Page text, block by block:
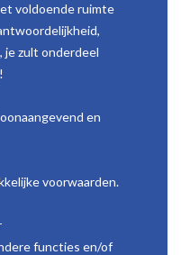
voldoende ruimte
je zult onderdeel
en
voorwaarden.
functies en/of